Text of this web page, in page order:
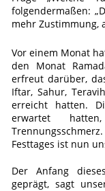
folgendermaßen:
mehr Zustimmung,
Vor einem Monat
den Monat
erfreut darüber,
Iftar, Sahur,
erreicht hatten.
erwartet
Festtages ist nun
Der Anfang
geprägt, sagt